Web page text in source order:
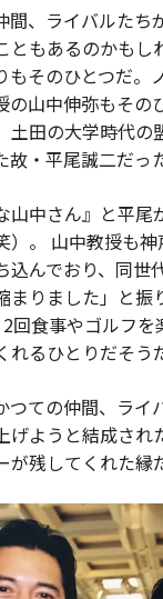
間、ライバルたち
ともあるのかもし
もそのひとつだ。
の山中伸弥もその
土田の大学時代の
・平尾誠二だっ
山中さん』と平
）。 山中教授も
込んでおり、同世
まりました」と振
回食事やゴルフを
るひとりだそう
つての仲間、ライ
げようと結成され
残してくれた縁